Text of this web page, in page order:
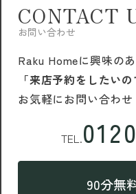
CONTACT
お問い合わせ
Raku Homeに興味のあ
「来店予約をしたい
お気軽にお問い合わせ
TEL.
90分無